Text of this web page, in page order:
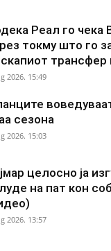
Реал го чека
токму што го
трансфер
2026. 15:49
сезона
2026. 15:03
целосно ја
на пат кон
2026. 13:57